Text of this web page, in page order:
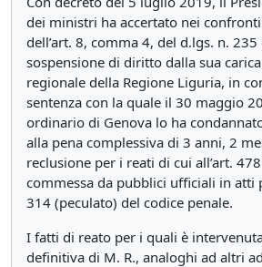
dei ministri ha accertato nei confronti
dell’art. 8, comma 4, del d.lgs. n.
sospensione di diritto dalla sua
regionale della Regione Liguria, in
sentenza con la quale il 30 maggio
ordinario di Genova lo ha
alla pena complessiva di 3 anni, 2
reclusione per i reati di cui all’art.
commessa da pubblici ufficiali in atti
314 (peculato) del codice penale.
I fatti di reato per i quali è
definitiva di M. R., analoghi ad altri